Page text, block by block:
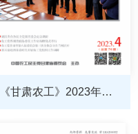
《甘肃农工》2023年第4